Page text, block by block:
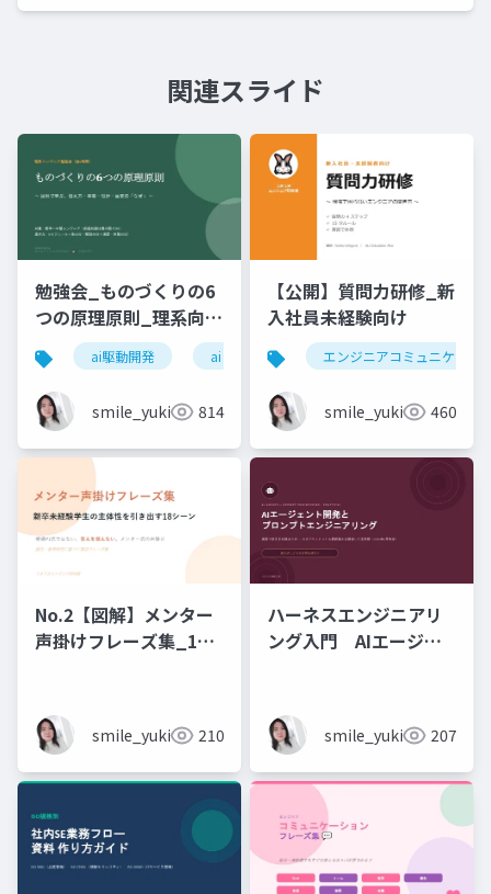
関連スライド
勉強会_ものづくりの6
つの原理原則_理系向け
6時間_2026_05_24_
石黒友季子
ai駆動開発 ai
smile_yukiko_it814
【公開】質問力研修_新
入社員未経験向け
エンジニアコミュニケーシ
smile_yukiko_it460
No.2【図解】メンター
声掛けフレーズ集_18
smile_yukiko_it210
ハーネスエンジニアリ
ング入門 AIエージェ
smile_yukiko_it207